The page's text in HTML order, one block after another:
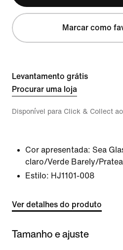
Marcar como
Levantamento grátis
Procurar uma loja
Disponível para Click & Collect
Cor apresentada: Sea
claro/Verde Barely/
Estilo: HJ1101-008
Ver detalhes do produto
Tamanho e ajuste